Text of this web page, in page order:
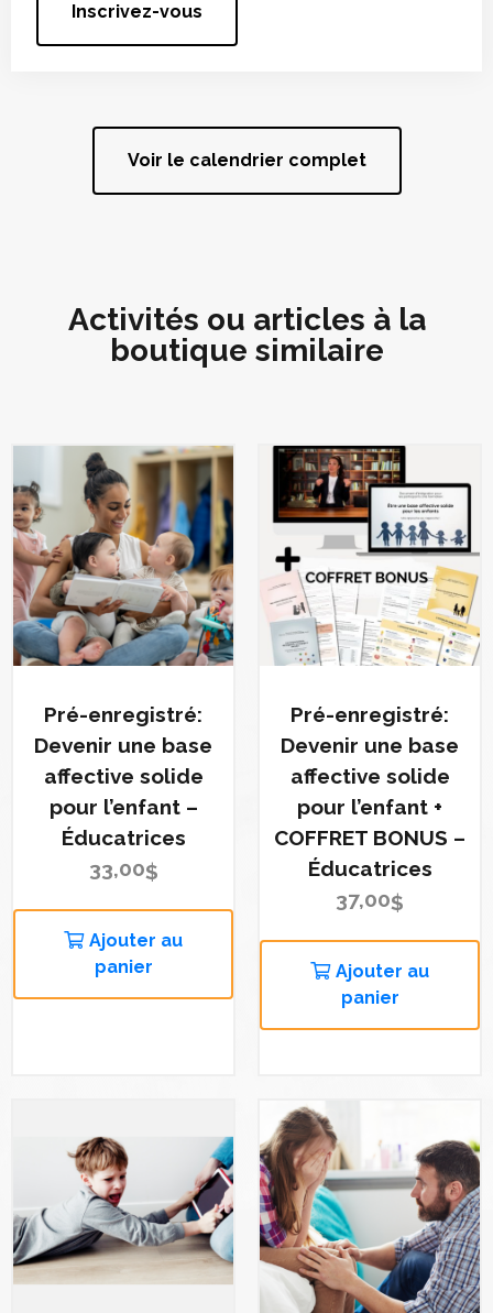
Inscrivez-vous
Voir le calendrier complet
Activités ou articles à la
boutique similaire
Pré-enregistré:
Devenir une base
affective solide
pour l’enfant –
Éducatrices
33,00$
Ajouter au
panier
Pré-enregistré:
Devenir une base
affective solide
pour l’enfant +
COFFRET BONUS –
Éducatrices
37,00$
Ajouter au
panier